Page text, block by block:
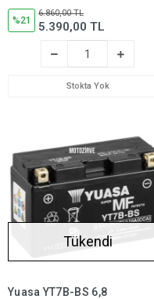
175 CCA Bakım
Gerektirmez, yt12a bs
%21
6.860,00 TL
5.390,00 TL
Stokta Yok
Tükendi
Yuasa YT7B-BS 6,8